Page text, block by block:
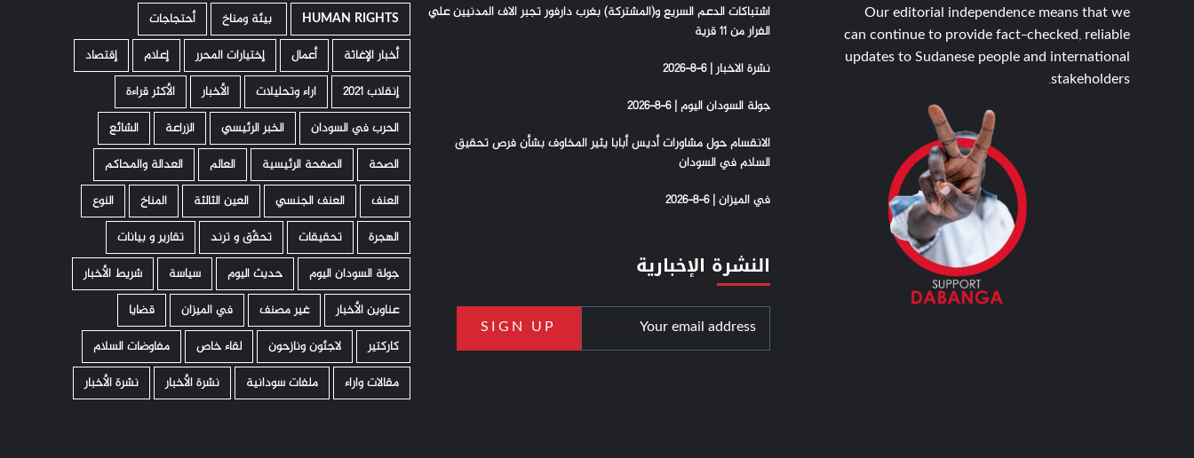
Our editorial independence means that we
can continue to provide fact-checked, reliable
updates to Sudanese people and international
stakeholders.
اشتباكات الدعم السريع و(المشتركة) بغرب دارفور تجبر الاف المدنيين علي
الفرار من 11 قرية
نشرة الاخبار | 6-8-2026
جولة السودان اليوم | 6-8-2026
الانقسام حول مشاورات أديس أبابا يثير المخاوف بشأن فرص تحقيق
السلام في السودان
في الميزان | 6-8-2026
النشرة الإخبارية
HUMAN RIGHTS ­ بيئة ومناخ
أحتجاجات
أخبار الإغاثة
أعمال إختيارات المحرر إعلام
إقتصاد
إنقلاب 2021
اراء وتحليلات الأخبار
الأكثر قراءة
الحرب في السودان
الخبر الرئيسي الزراعة
الشائع
الصحة
الصفحة الرئيسية العالم
العدالة والمحاكم
العنف
العنف الجنسي العين الثالثة المناخ
النوع
الهجرة
تحقيقات تحقّق و ترند
تقارير و بيانات
جولة السودان اليوم
حديث اليوم سياسة
شريط الأخبار
عناوين الأخبار
غير مصنف في الميزان
قضايا
كاركتير
لاجئون ونازحون لقاء خاص
مفاوضات السلام
مقالات واراء
ملفات سودانية نشرة الأخبار نشرة الأخبار